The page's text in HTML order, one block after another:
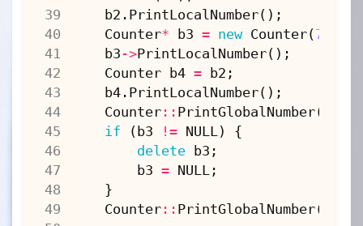
44
b2 . PrintLocalNumber();
Counter* b3 = new Counter(7
b3 ->PrintLocalNumber();
Counter b4 = b2 ;
b4. PrintLocalNumber();
Counter:: PrintGlobalNumber();
if
(b3 != NULL )
{
delete b3 ;
b3 = NULL ;
}
Counter:: PrintGlobalNumber();